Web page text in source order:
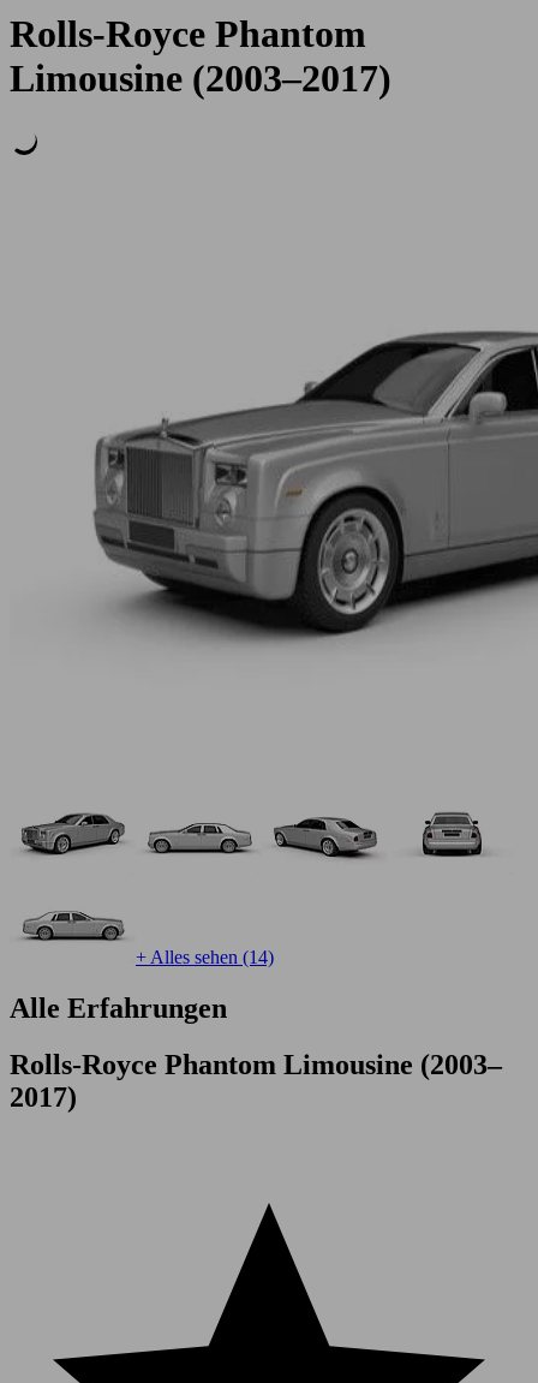
Rolls-Royce Phantom
Limousine (2003–2017)
+ Alles sehen (14)
Alle Erfahrungen
Rolls-Royce Phantom Limousine (2003–
2017)